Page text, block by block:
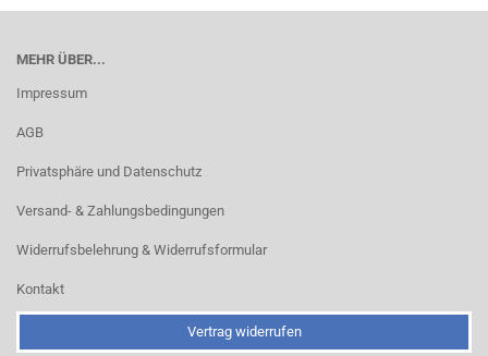
MEHR ÜBER...
Impressum
AGB
Privatsphäre und Datenschutz
Versand- & Zahlungsbedingungen
Widerrufsbelehrung & Widerrufsformular
Kontakt
Vertrag widerrufen